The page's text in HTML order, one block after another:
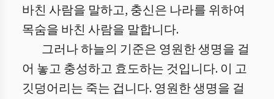
바친 사람을 말하고, 충신은 나라를 위하여
목숨을 바친 사람을 말합니다.
그러나 하늘의 기준은 영원한 생명을 걸
어 놓고 충성하고 효도하는 것입니다. 이 고
깃덩어리는 죽는 겁니다. 영원한 생명을 걸